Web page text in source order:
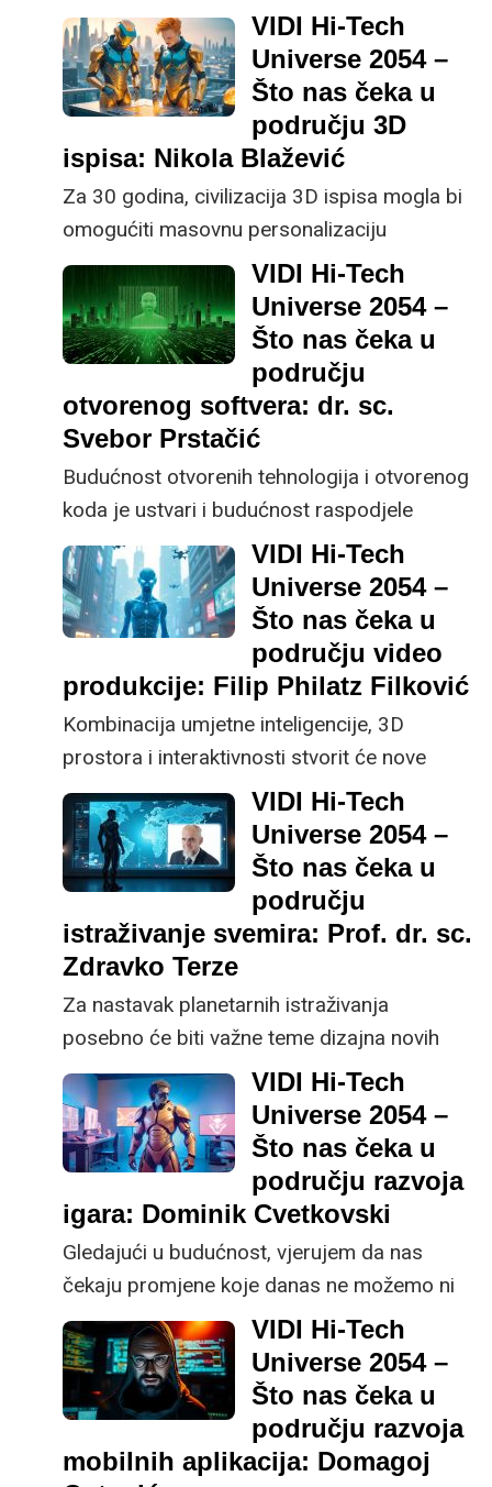
setom informacija o svom sadašnjem i
prošlim zdravstvenim stanjima, nestat će
neki danas zamorni aspekti liječničkog
posla, a nastati novi, vjerojatno još efikasniji
i svakako kompleksniji, zaključila je o
zdravstvu za 30 godina dr. sc. Anja Barešić,
voditeljica laboratorija za računalnu biologiju
i translacijsku medicinu na Institutu Ruđer
Bošković.
VIDI Hi-Tech
Universe 2054 –
Što nas čeka u
području 3D
ispisa: Nikola Blažević
Za 30 godina, civilizacija 3D ispisa mogla bi
omogućiti masovnu personalizaciju
proizvoda, smanjenje otpada kroz održive
materijale i transformaciju tradicionalnih
proizvodnih metoda, tvrdi Nikola Blažević,
CEO tvrtke Mikrotvornica.
VIDI Hi-Tech
Universe 2054 –
Što nas čeka u
području
otvorenog softvera: dr. sc.
Svebor Prstačić
Budućnost otvorenih tehnologija i otvorenog
koda je ustvari i budućnost raspodjele
znanja. Ako umjesto komponenti otvorenog
koda u potpunosti prepustimo povjerenje
umjetnoj inteligenciji, naše razumijevanje i
znanje će biti sve manje, upozorava dr. sc.
Svebor Prstačić, voditelj Centra
informacijske potpore na Fakultetu
elektrotehnike i računarstva Sveučilišta u
Zagrebu.
VIDI Hi-Tech
Universe 2054 –
Što nas čeka u
području video
produkcije: Filip Philatz Filković
Kombinacija umjetne inteligencije, 3D
prostora i interaktivnosti stvorit će nove
oblike narativa, gdje će publika ne samo
pasivno gledati, već sudjelovati u kreiranju
sadržaja, predviđa redatelj Filip 'Philatz'
Filković.
VIDI Hi-Tech
Universe 2054 –
Što nas čeka u
području
istraživanje svemira: Prof. dr. sc.
Zdravko Terze
Za nastavak planetarnih istraživanja
posebno će biti važne teme dizajna novih
oblika propulzije, kako napredne raketne
propulzije, tako i propulzije u drugim
atmosferskim uvjetima, kaže prof. dr. sc.
Zdravko Terze s Fakulteta strojarstva i
brodogradnje, sa Zavoda za zrakoplovno
inženjerstvo.
VIDI Hi-Tech
Universe 2054 –
Što nas čeka u
području razvoja
igara: Dominik Cvetkovski
Gledajući u budućnost, vjerujem da nas
čekaju promjene koje danas ne možemo ni
zamisliti, no realno je očekivati kombinaciju
VR-a, pametnih telefona, realistične grafike,
imerzivnog igranja i umjetne inteligencije,
kaže Dominik Cvetkovski, CEO tvrtke ANIQ.
VIDI Hi-Tech
Universe 2054 –
Što nas čeka u
području razvoja
mobilnih aplikacija: Domagoj